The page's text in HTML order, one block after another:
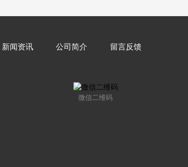
新闻资讯 公司简介 留言反馈
微信二维码